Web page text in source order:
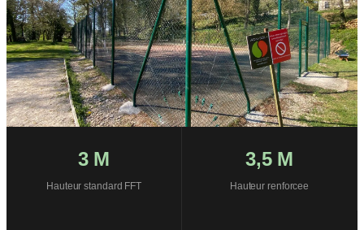
3 M
Hauteur standard FFT
3,5 M
Hauteur renforcee